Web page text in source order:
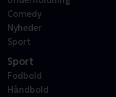
Comedy
Nyheder
Sport
Sport
Fodbold
Håndbold